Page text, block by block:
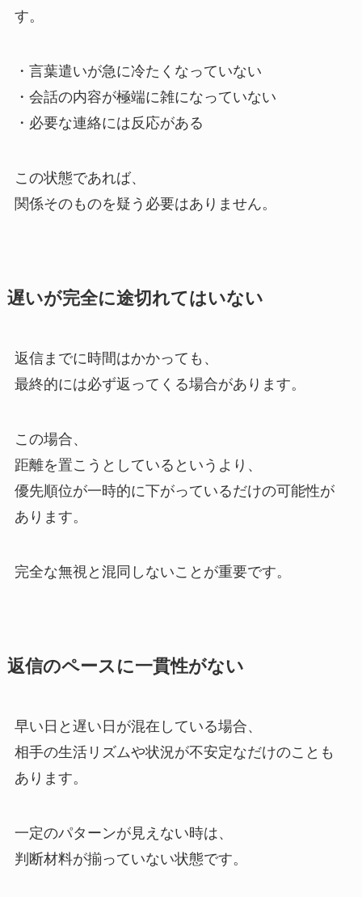
す。
・言葉遣いが急に冷たくなっていない
・会話の内容が極端に雑になっていない
・必要な連絡には反応がある
この状態であれば、
関係そのものを疑う必要はありません。
遅いが完全に途切れてはいない
返信までに時間はかかっても、
最終的には必ず返ってくる場合があります。
この場合、
距離を置こうとしているというより、
優先順位が一時的に下がっているだけの可能性が
あります。
完全な無視と混同しないことが重要です。
返信のペースに一貫性がない
早い日と遅い日が混在している場合、
相手の生活リズムや状況が不安定なだけのことも
あります。
一定のパターンが見えない時は、
判断材料が揃っていない状態です。